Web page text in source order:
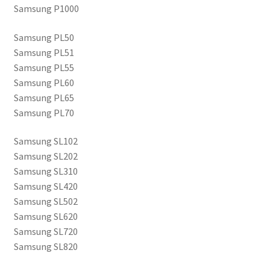
Samsung P1000
Samsung PL50
Samsung PL51
Samsung PL55
Samsung PL60
Samsung PL65
Samsung PL70
Samsung SL102
Samsung SL202
Samsung SL310
Samsung SL420
Samsung SL502
Samsung SL620
Samsung SL720
Samsung SL820